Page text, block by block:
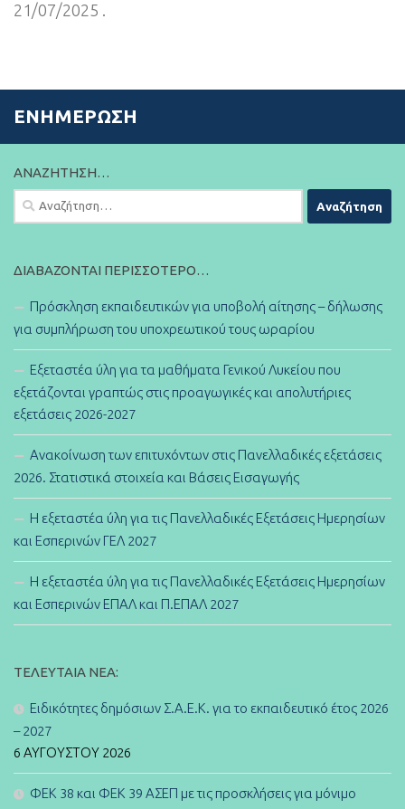
21/07/2025 .
ΕΝΗΜΈΡΩΣΗ
ΑΝΑΖΉΤΗΣΗ…
Αναζήτηση
για:
ΔΙΑΒΆΖΟΝΤΑΙ ΠΕΡΙΣΣΌΤΕΡΟ…
Πρόσκληση εκπαιδευτικών για υποβολή αίτησης – δήλωσης
για συμπλήρωση του υποχρεωτικού τους ωραρίου
Εξεταστέα ύλη για τα μαθήματα Γενικού Λυκείου που
εξετάζονται γραπτώς στις προαγωγικές και απολυτήριες
εξετάσεις 2026-2027
Ανακοίνωση των επιτυχόντων στις Πανελλαδικές εξετάσεις
2026. Στατιστικά στοιχεία και Βάσεις Εισαγωγής
Η εξεταστέα ύλη για τις Πανελλαδικές Εξετάσεις Ημερησίων
και Εσπερινών ΓΕΛ 2027
Η εξεταστέα ύλη για τις Πανελλαδικές Εξετάσεις Ημερησίων
και Εσπερινών ΕΠΑΛ και Π.ΕΠΑΛ 2027
ΤΕΛΕΥΤΑΊΑ ΝΈΑ:
Ειδικότητες δημόσιων Σ.Α.Ε.Κ. για το εκπαιδευτικό έτος 2026
– 2027
6 ΑΥΓΟΎΣΤΟΥ 2026
ΦΕΚ 38 και ΦΕΚ 39 ΑΣΕΠ με τις προσκλήσεις για μόνιμο